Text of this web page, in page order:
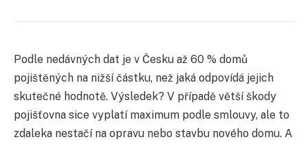
Podle nedávných dat je v Česku až 60 % domů
pojištěných na nižší částku, než jaká odpovídá jejich
skutečné hodnotě. Výsledek? V případě větší škody
pojišťovna sice vyplatí maximum podle smlouvy, ale to
zdaleka nestačí na opravu nebo stavbu nového domu. A